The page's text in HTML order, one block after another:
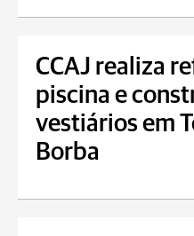
CCAJ realiza
piscina e
vestiários em
Borba